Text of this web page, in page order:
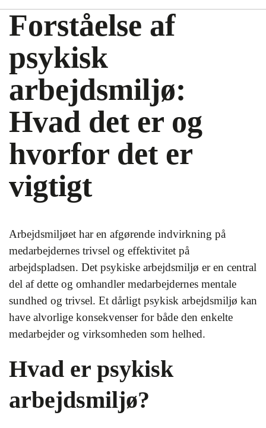
Forståelse af
psykisk
arbejdsmiljø:
Hvad det er og
hvorfor det er
vigtigt
Arbejdsmiljøet har en afgørende indvirkning på
medarbejdernes trivsel og effektivitet på
arbejdspladsen. Det psykiske arbejdsmiljø er en central
del af dette og omhandler medarbejdernes mentale
sundhed og trivsel. Et dårligt psykisk arbejdsmiljø kan
have alvorlige konsekvenser for både den enkelte
medarbejder og virksomheden som helhed.
Hvad er psykisk
arbejdsmiljø?